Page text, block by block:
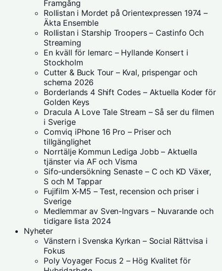
Framgång
Rollistan i Mordet på Orientexpressen 1974 –
Äkta Ensemble
Rollistan i Starship Troopers – Castinfo Och
Streaming
En kväll för lemarc – Hyllande Konsert i
Stockholm
Cutter & Buck Tour – Kval, prispengar och
schema 2026
Borderlands 4 Shift Codes – Aktuella Koder för
Golden Keys
Dracula A Love Tale Stream – Så ser du filmen
i Sverige
Comviq iPhone 16 Pro – Priser och
tillgänglighet
Norrtälje Kommun Lediga Jobb – Aktuella
tjänster via AF och Visma
Sifo-undersökning Senaste – C och KD Växer,
S och M Tappar
Fujifilm X-M5 – Test, recension och priser i
Sverige
Medlemmar av Sven-Ingvars – Nuvarande och
tidigare lista 2024
Nyheter
Vänstern i Svenska Kyrkan – Social Rättvisa i
Fokus
Poly Voyager Focus 2 – Hög Kvalitet för